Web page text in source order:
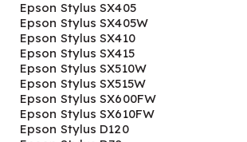
Epson Stylus SX405
Epson Stylus SX405W
Epson Stylus SX410
Epson Stylus SX415
Epson Stylus SX510W
Epson Stylus SX515W
Epson Stylus SX600FW
Epson Stylus SX610FW
Epson Stylus D120